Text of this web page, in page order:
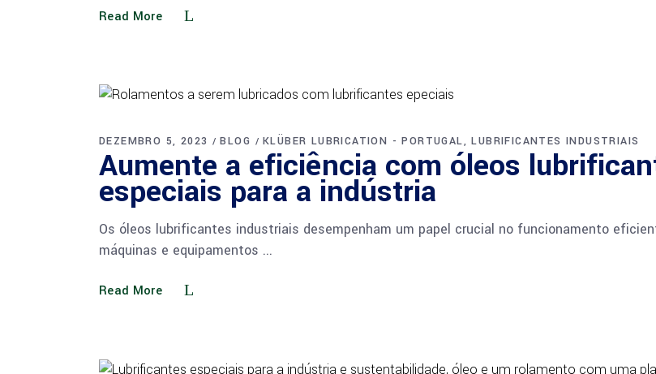
Read More
DEZEMBRO 5, 2023 BLOG KLÜBER LUBRICATION - PORTUGAL LUBRIFICANTES INDUSTRIAIS
Aumente a eficiência com óleos
especiais para a indústria
Os óleos lubrificantes industriais desempenham um papel crucial no funcionamento
máquinas e equipamentos
Read More